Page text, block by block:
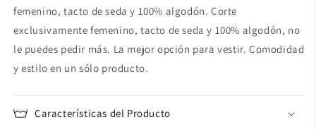
femenino, tacto de seda y 100% algodón. Corte
exclusivamente femenino, tacto de seda y 100% algodón, no
le puedes pedir más. La mejor opción para vestir. Comodidad
y estilo en un sólo producto.
Características del Producto